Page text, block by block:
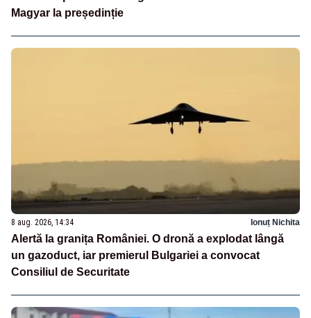
Magyar la președinție
8 aug. 2026, 14:34 Ionuț Nichita
Alertă la granița României. O dronă a explodat lângă
un gazoduct, iar premierul Bulgariei a convocat
Consiliul de Securitate